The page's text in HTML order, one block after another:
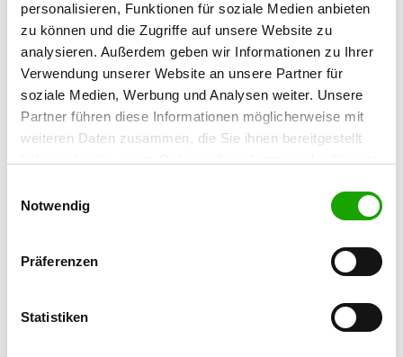
personalisieren, Funktionen für soziale Medien anbieten
zu können und die Zugriffe auf unsere Website zu
analysieren. Außerdem geben wir Informationen zu Ihrer
Verwendung unserer Website an unsere Partner für
soziale Medien, Werbung und Analysen weiter. Unsere
Partner führen diese Informationen möglicherweise mit
weiteren Daten zusammen, die Sie ihnen bereitgestellt
Cookies, wenn Sie unsere Webseite weiterhin nutzen.
Notwendig
Präferenzen
Statistiken
OG - Ibbenbüren e.V.
Details
Groner Allee 169
49479 Ibbenbühren
OG - Lengerich/Westf.
Osnabrücker Str.
49525 Lengerich
Details
48477 Hörstel
OG - Rheine